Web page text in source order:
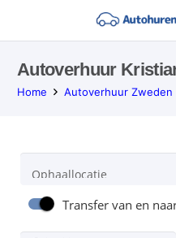
Autoverhuur
Home Autoverhuur Zweden
Ophaallocatie
Transfer van en